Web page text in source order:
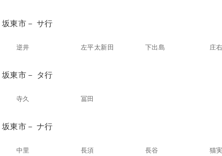
坂東市－ サ行
逆井 左平太新田 下出島 庄
坂東市－ タ行
寺久 冨田
坂東市－ ナ行
中里 長須 長谷 猫